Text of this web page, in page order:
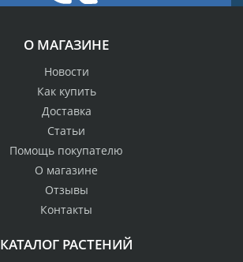
О МАГАЗИНЕ
Новости
Как купить
Доставка
Статьи
Помощь покупателю
О магазине
Отзывы
Контакты
КАТАЛОГ РАСТЕНИЙ